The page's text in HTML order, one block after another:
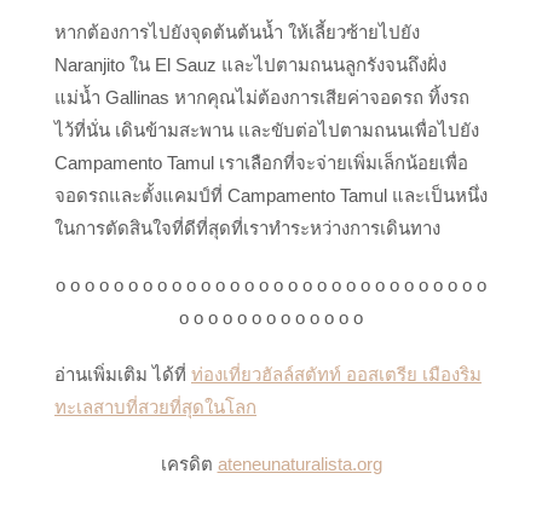
หากต้องการไปยังจุดต้นต้นน้ำ ให้เลี้ยวซ้ายไปยัง
Naranjito ใน El Sauz และไปตามถนนลูกรังจนถึงฝั่ง
แม่น้ำ Gallinas หากคุณไม่ต้องการเสียค่าจอดรถ ทิ้งรถ
ไว้ที่นั่น เดินข้ามสะพาน และขับต่อไปตามถนนเพื่อไปยัง
Campamento Tamul เราเลือกที่จะจ่ายเพิ่มเล็กน้อยเพื่อ
จอดรถและตั้งแคมป์ที่ Campamento Tamul และเป็นหนึ่ง
ในการตัดสินใจที่ดีที่สุดที่เราทำระหว่างการเดินทาง
o o o o o o o o o o o o o o o o o o o o o o o o o o o o o o
o o o o o o o o o o o o o
อ่านเพิ่มเติม ได้ที่ ท่องเที่ยวฮัลล์สตัทท์ ออสเตรีย เมืองริม
ทะเลสาบที่สวยที่สุดในโลก
เครดิต ateneunaturalista.org